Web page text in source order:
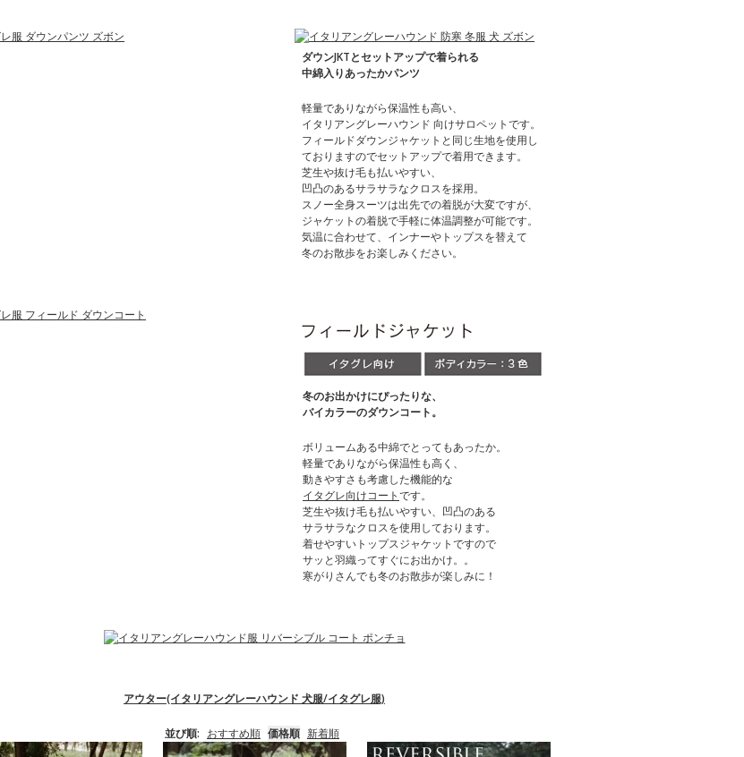
ダウンJKTとセットアップで着られる
中綿入りあったかパンツ
軽量でありながら保温性も高い、
イタリアングレーハウンド 向けサロペットです。
フィールドダウンジャケットと同じ生地を使用し
ておりますのでセットアップで着用できます。
芝生や抜け毛も払いやすい、
凹凸のあるサラサラなクロスを採用。
スノー全身スーツは出先での着脱が大変ですが、
ジャケットの着脱で手軽に体温調整が可能です。
気温に合わせて、インナーやトップスを替えて
冬のお散歩をお楽しみください。
冬のお出かけにぴったりな、
バイカラーのダウンコート。
ボリュームある中綿でとってもあったか。
軽量でありながら保温性も高く、
動きやすさも考慮した機能的な
イタグレ向けコートです。
芝生や抜け毛も払いやすい、凹凸のある
サラサラなクロスを使用しております。
着せやすいトップスジャケットですので
サッと羽織ってすぐにお出かけ。。
寒がりさんでも冬のお散歩が楽しみに！
アウター(イタリアングレーハウンド 犬服/イタグレ服)
並び順: おすすめ順 価格順 新着順